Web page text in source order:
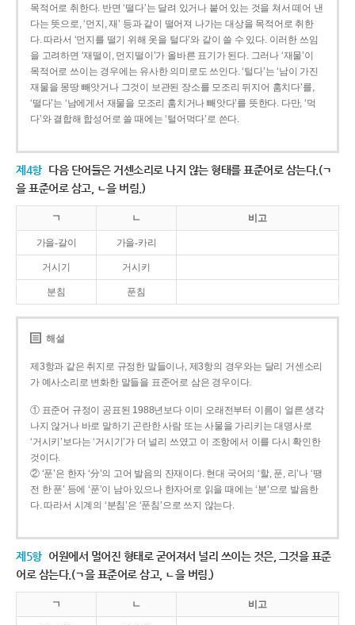
목적어로 취한다. 반면 ‘떨다’는 달려 있거나 붙어 있는 것을 쳐서 떼어 낸
다는 뜻으로, ‘먼지, 재’ 등과 같이 떨어져 나가는 대상을 목적어로 취한
다. 따라서 ‘먼지를 떨기 위해 옷을 털다’와 같이 쓸 수 있다. 이러한 쓰임
을 고려하면 ‘재떨이, 먼지떨이’가 올바른 표기가 된다. 그러나 ‘재물’이
목적어로 쓰이는 경우에는 유사한 의미로도 쓰인다. ‘털다’는 ‘남이 가진
재물을 몽땅 빼앗거나 그것이 보관된 장소를 모조리 뒤지어 훔치다’를,
‘떨다’는 ‘남에게서 재물을 모조리 훔치거나 빼앗다’를 뜻한다. 다만, ‘먹
다’와 결합해 합성어로 쓸 때에는 ‘털어먹다’로 쓴다.
제4항 다음 단어들은 거센소리로 나지 않는 형태를 표준어로 삼는다.(ㄱ
을 표준어로 삼고, ㄴ을 버림.)
ㄱ ㄴ 비고
가을-갈이 가을-카리
거시기 거시키
분침 푼침
해설
제3항과 같은 취지로 규정한 말들이나, 제3항의 경우와는 달리 거센소리
가 예사소리로 변화한 말들을 표준어로 삼은 경우이다.
① 표준어 규정이 공표된 1988년보다 이미 오래전부터 이름이 얼른 생각
나지 않거나 바로 말하기 곤란한 사람 또는 사물을 가리키는 대명사로
‘거시키’보다는 ‘거시기’가 더 널리 쓰였고 이 조항에서 이를 다시 확인한
것이다.
② ‘푼’은 한자 ‘分’의 고어 발음의 잔재이다. 현대 국어의 ‘할, 푼, 리’나 ‘땡
전 한 푼’ 등에 ‘푼’이 남아 있으나 한자어로 읽을 때에는 ‘분’으로 발음한
다. 따라서 시계의 ‘분침’은 ‘푼침’으로 쓰지 않는다.
제5항 어원에서 멀어진 형태로 굳어져서 널리 쓰이는 것은, 그것을 표준
어로 삼는다.(ㄱ을 표준어로 삼고, ㄴ을 버림.)
ㄱ ㄴ 비고